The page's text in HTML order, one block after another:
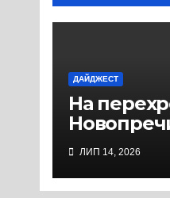
ДАЙДЖЕСТ
На
над
ЛИП 14, 2026